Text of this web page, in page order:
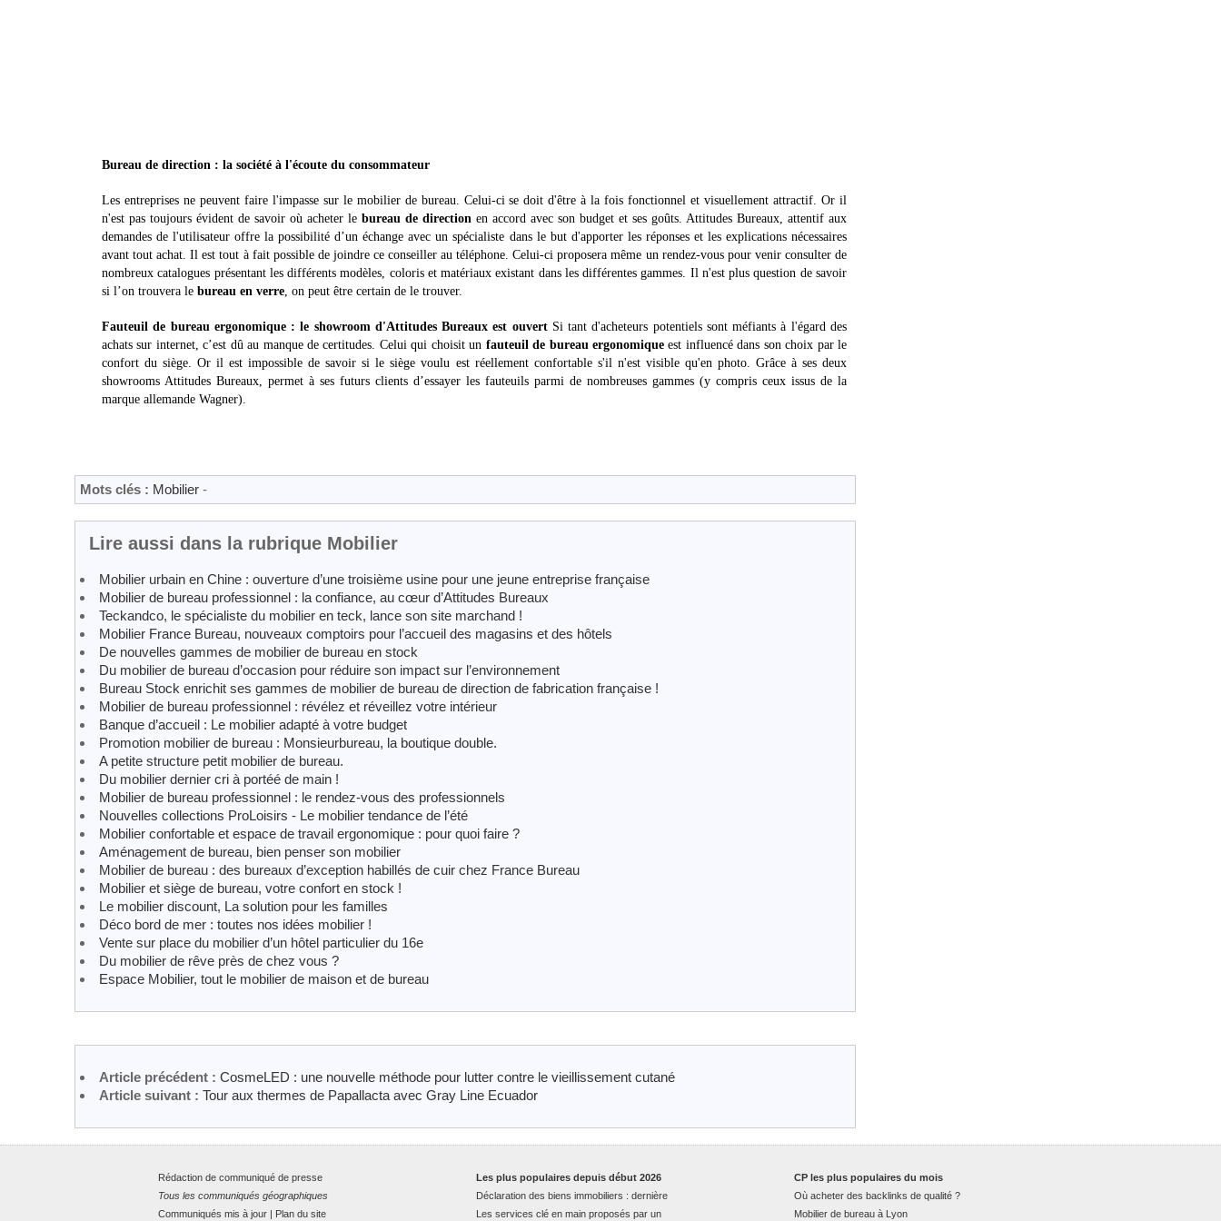
Bureau de direction : la société à l'écoute du consommateur
Les entreprises ne peuvent faire l'impasse sur le mobilier de bureau. Celui-ci se doit d'être à la fois fonctionnel et visuellement attractif. Or il
n'est pas toujours évident de savoir où acheter le bureau de direction en accord avec son budget et ses goûts. Attitudes Bureaux, attentif aux
demandes de l'utilisateur offre la possibilité d’un échange avec un spécialiste dans le but d'apporter les réponses et les explications nécessaires
avant tout achat. Il est tout à fait possible de joindre ce conseiller au téléphone. Celui-ci proposera même un rendez-vous pour venir consulter de
nombreux catalogues présentant les différents modèles, coloris et matériaux existant dans les différentes gammes. Il n'est plus question de savoir
si l’on trouvera le bureau en verre , on peut être certain de le trouver.
Fauteuil de bureau ergonomique : le showroom d'Attitudes Bureaux est ouvert Si tant d'acheteurs potentiels sont méfiants à l'égard des
achats sur internet, c’est dû au manque de certitudes. Celui qui choisit un fauteuil de bureau ergonomiqueest influencé dans son choix par le
confort du siège. Or il est impossible de savoir si le siège voulu est réellement confortable s'il n'est visible qu'en photo. Grâce à ses deux
showrooms Attitudes Bureaux, permet à ses futurs clients d’essayer les fauteuils parmi de nombreuses gammes (y compris ceux issus de la
marque allemande Wagner).
Mots clés : Mobilier -
Lire aussi dans la rubrique Mobilier
Mobilier urbain en Chine : ouverture d’une troisième usine pour une jeune entreprise française
Mobilier de bureau professionnel : la confiance, au cœur d’Attitudes Bureaux
Teckandco, le spécialiste du mobilier en teck, lance son site marchand !
Mobilier France Bureau, nouveaux comptoirs pour l’accueil des magasins et des hôtels
De nouvelles gammes de mobilier de bureau en stock
Du mobilier de bureau d’occasion pour réduire son impact sur l’environnement
Bureau Stock enrichit ses gammes de mobilier de bureau de direction de fabrication française !
Mobilier de bureau professionnel : révélez et réveillez votre intérieur
Banque d’accueil : Le mobilier adapté à votre budget
Promotion mobilier de bureau : Monsieurbureau, la boutique double.
A petite structure petit mobilier de bureau.
Du mobilier dernier cri à portéé de main !
Mobilier de bureau professionnel : le rendez-vous des professionnels
Nouvelles collections ProLoisirs - Le mobilier tendance de l’été
Mobilier confortable et espace de travail ergonomique : pour quoi faire ?
Aménagement de bureau, bien penser son mobilier
Mobilier de bureau : des bureaux d’exception habillés de cuir chez France Bureau
Mobilier et siège de bureau, votre confort en stock !
Le mobilier discount, La solution pour les familles
Déco bord de mer : toutes nos idées mobilier !
Vente sur place du mobilier d’un hôtel particulier du 16e
Du mobilier de rêve près de chez vous ?
Espace Mobilier, tout le mobilier de maison et de bureau
Article précédent : CosmeLED : une nouvelle méthode pour lutter contre le vieillissement cutané
Article suivant : Tour aux thermes de Papallacta avec Gray Line Ecuador
Rédaction de communiqué de presse
Tous les communiqués géographiques
Communiqués mis à jour | Plan du site
CP les plus populaires du mois
Où acheter des backlinks de qualité ?
Mobilier de bureau à Lyon
Les plus populaires depuis début 2026
Déclaration des biens immobiliers : dernière
Les services clé en main proposés par un